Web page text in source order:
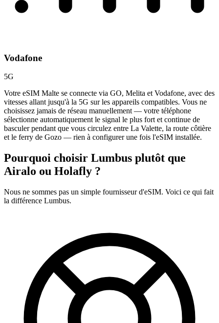
Vodafone
5G
Votre eSIM Malte se connecte via GO, Melita et Vodafone, avec des
vitesses allant jusqu'à la 5G sur les appareils compatibles. Vous ne
choisissez jamais de réseau manuellement — votre téléphone
sélectionne automatiquement le signal le plus fort et continue de
basculer pendant que vous circulez entre La Valette, la route côtière
et le ferry de Gozo — rien à configurer une fois l'eSIM installée.
Pourquoi choisir Lumbus plutôt que
Airalo ou Holafly ?
Nous ne sommes pas un simple fournisseur d'eSIM. Voici ce qui fait
la différence Lumbus.